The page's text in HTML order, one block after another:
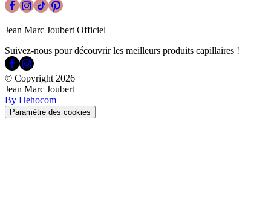
Jean Marc Joubert Officiel
Suivez-nous pour découvrir les meilleurs produits capillaires !
© Copyright 2026
Jean Marc Joubert
By Hehocom
Paramètre des cookies